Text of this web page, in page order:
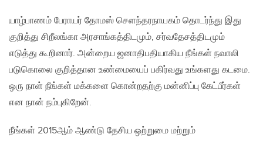
யாழ்பாணம் பேராயர் தோமஸ் செளந்தரநாயகம் தொடர்ந்து இது
குறித்து சிறீலங்கா அரசாங்கத்திடமும், சர்வதேசத்திடமும்
எடுத்து கூறினார். அன்றைய ஜனாதிபதியாகிய நீங்கள் நவாலி
படுகொலை குறித்தான உண்மையைப் பகிர்வது உங்களது கடமை.
ஒரு நாள் நீங்கள் மக்களை கொன்றதற்கு மன்னிப்பு கேட்பீர்கள்
என நான் நம்புகிறேன்.
நீங்கள் 2015ஆம் ஆண்டு தேசிய ஒற்றுமை மற்றும்